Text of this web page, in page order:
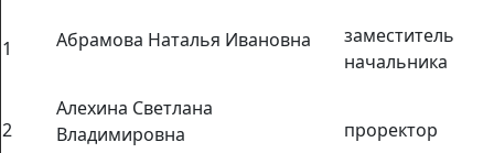
1 Абрамова Наталья Ивановна
заместитель
начальника
2
Алехина Светлана
Владимировна
проректор